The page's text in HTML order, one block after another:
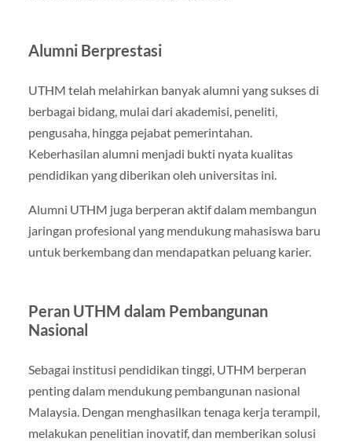
Alumni Berprestasi
UTHM telah melahirkan banyak alumni yang sukses di
berbagai bidang, mulai dari akademisi, peneliti,
pengusaha, hingga pejabat pemerintahan.
Keberhasilan alumni menjadi bukti nyata kualitas
pendidikan yang diberikan oleh universitas ini.
Alumni UTHM juga berperan aktif dalam membangun
jaringan profesional yang mendukung mahasiswa baru
untuk berkembang dan mendapatkan peluang karier.
Peran UTHM dalam Pembangunan
Nasional
Sebagai institusi pendidikan tinggi, UTHM berperan
penting dalam mendukung pembangunan nasional
Malaysia. Dengan menghasilkan tenaga kerja terampil,
melakukan penelitian inovatif, dan memberikan solusi